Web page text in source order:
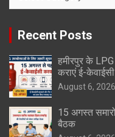
Recent Posts
हमीरपुर के
कराएं ई-केवाईसी
August 6, 2026
15 अगस्त
बैठक